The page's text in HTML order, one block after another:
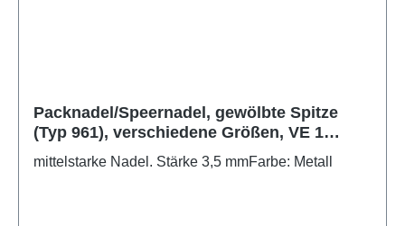
Packnadel/Speernadel, gewölbte Spitze
(Typ 961), verschiedene Größen, VE 1
Stück ab, UV 25 Stück
mittelstarke Nadel. Stärke 3,5 mmFarbe: Metall